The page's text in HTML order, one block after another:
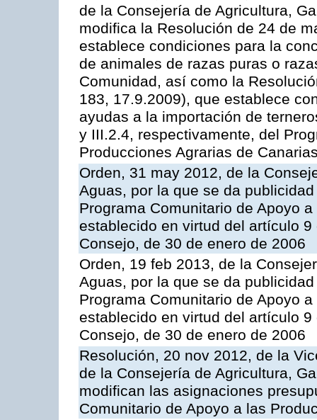
de la Consejería de Agricultura,
modifica la Resolución de 24 de
establece condiciones para la
de animales de razas puras o
Comunidad, así como la
183, 17.9.2009), que establece
ayudas a la importación de
y III.2.4, respectivamente, del
Producciones Agrarias de
Orden, 31 may 2012, de la
Aguas, por la que se da
Programa Comunitario de Apoyo
establecido en virtud del artículo
Consejo, de 30 de enero de 2006
Orden, 19 feb 2013, de la
Aguas, por la que se da
Programa Comunitario de Apoyo
establecido en virtud del artículo
Consejo, de 30 de enero de 2006
Resolución, 20 nov 2012, de la
de la Consejería de Agricultura,
modifican las asignaciones
Comunitario de Apoyo a las